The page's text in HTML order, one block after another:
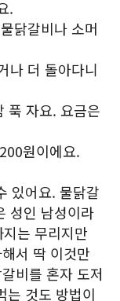
.
닭갈비나 소머
나 더 돌아다니
푹 자요. 요금은
원이에요.
있어요. 물닭갈
성인 남성이라
는 무리지만
서 딱 이것만
비를 혼자 도저
는 것도 방법이